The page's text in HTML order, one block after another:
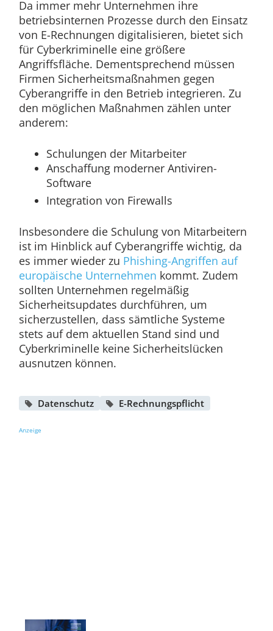
Da immer mehr Unternehmen ihre
betriebsinternen Prozesse durch den Einsatz
von E-Rechnungen digitalisieren, bietet sich
für Cyberkriminelle eine größere
Angriffsfläche. Dementsprechend müssen
Firmen Sicherheitsmaßnahmen gegen
Cyberangriffe in den Betrieb integrieren. Zu
den möglichen Maßnahmen zählen unter
anderem:
Schulungen der Mitarbeiter
Anschaffung moderner Antiviren-
Software
Integration von Firewalls
Insbesondere die Schulung von Mitarbeitern
ist im Hinblick auf Cyberangriffe wichtig, da
es immer wieder zu Phishing-Angriffen auf
europäische Unternehmen kommt. Zudem
sollten Unternehmen regelmäßig
Sicherheitsupdates durchführen, um
sicherzustellen, dass sämtliche Systeme
stets auf dem aktuellen Stand sind und
Cyberkriminelle keine Sicherheitslücken
ausnutzen können.
Datenschutz E-Rechnungspflicht
Anzeige